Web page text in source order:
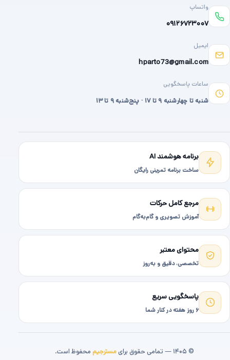
واتساپ
۰۹۱۲۶۷۲۳۰۰۷
ایمیل
hparto73@gmail.com
ساعات پاسخگویی
شنبه تا چهارشنبه ۹ تا ۱۷ · پنج‌شنبه ۹ تا ۱۳
برنامه هوشمند AI
ساخت برنامه تمرینی رایگان
مرجع کامل حرکات
آموزش تصویری و گام‌به‌گام
محتوای معتبر
تخصصی، دقیق و به‌روز
پاسخگویی سریع
۶ روز هفته در کنار شما
© ۱۴۰۵ — تمامی حقوق برای مسترجیم محفوظ است.